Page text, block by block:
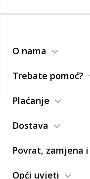
O nama
Trebate pomoć?
Plaćanje
Dostava
Povrat, zamjena
Opći uvjeti